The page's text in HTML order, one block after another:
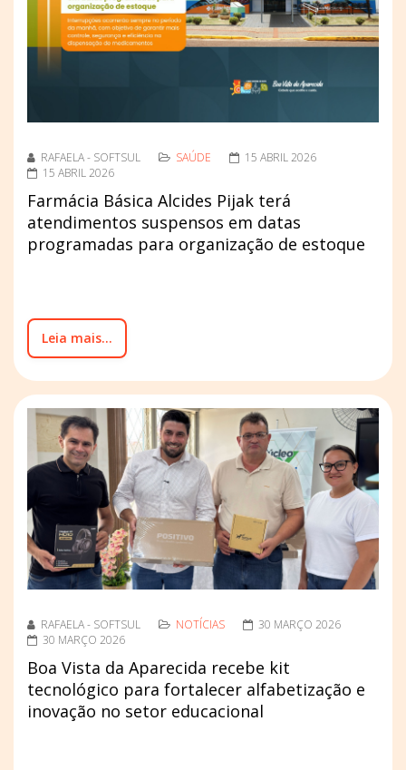
RAFAELA - SOFTSUL SAÚDE
15 ABRIL 2026
15 ABRIL 2026
Farmácia Básica Alcides Pijak terá
atendimentos suspensos em datas
programadas para organização de estoque
Leia mais...
RAFAELA - SOFTSUL NOTÍCIAS
30 MARÇO 2026
30 MARÇO 2026
Boa Vista da Aparecida recebe kit
tecnológico para fortalecer alfabetização e
inovação no setor educacional